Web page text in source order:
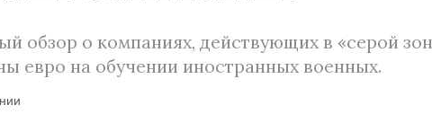
обзор о компаниях, действующих в «серой
евро на обучении иностранных военных.